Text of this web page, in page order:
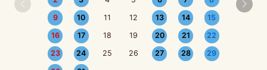
9 10 11 12 13 14 15
16 17 18 19 20 21 22
23 24 25 26 27 28 29